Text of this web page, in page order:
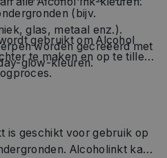
(bijv.
enz.).
worden gecreëerd met
glow-kleuren.
is geschikt voor gebruik op